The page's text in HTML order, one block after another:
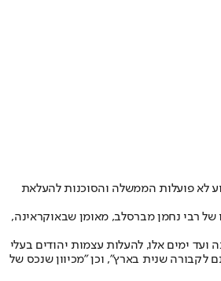
לא פועלות הממשלה והסוכנות להעלאת
של רבי נחמן מברסלב, מאומן שבאוקראינה,
ימים אלו, להעלות עצמות יהודים בעלי
שנית בארץ", וכן "מכיוון שנכס של